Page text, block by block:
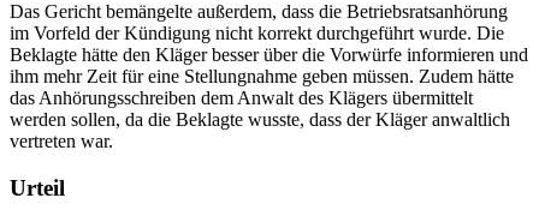
Das Gericht bemängelte außerdem, dass die Betriebsratsanhörung
im Vorfeld der Kündigung nicht korrekt durchgeführt wurde. Die
Beklagte hätte den Kläger besser über die Vorwürfe informieren und
ihm mehr Zeit für eine Stellungnahme geben müssen. Zudem hätte
das Anhörungsschreiben dem Anwalt des Klägers übermittelt
werden sollen, da die Beklagte wusste, dass der Kläger anwaltlich
vertreten war.
Urteil